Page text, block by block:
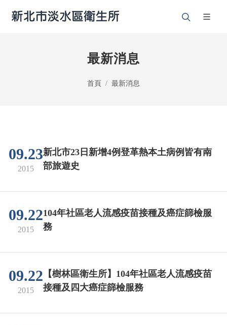
最新消息
首頁 最新消息
09.23
2015
新北市23日新增4例登革熱本土病例皆有南
部旅遊史
09.22
2015
104年社區老人流感疫苗接種及癌症篩檢服
務
09.22
2015
【樹林區衛生所】104年社區老人流感疫苗
接種及四大癌症篩檢服務